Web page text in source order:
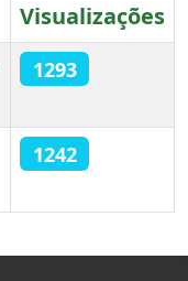
Visualizações
1293
1242